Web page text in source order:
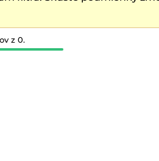
z 0.